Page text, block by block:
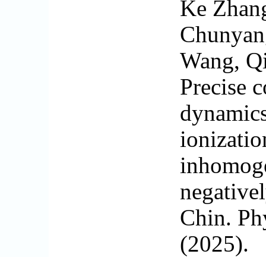
Ke
Wang,
Precise
Chin.
(2025).